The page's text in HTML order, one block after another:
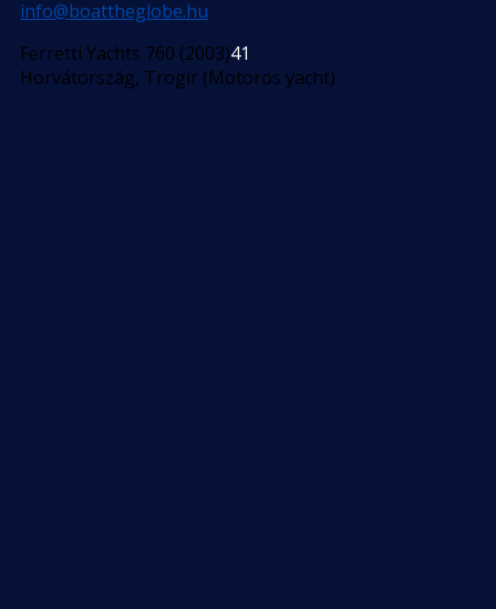
info@boattheglobe.hu
Ferretti Yachts 760 (2003)41
Horvátország, Trogir (Motoros yacht)